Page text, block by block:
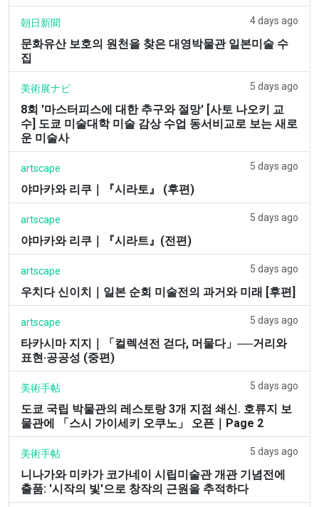
朝日新聞 4 days ago
문화유산 보호의 원천을 찾은 대영박물관 일본미술 수
집
美術展ナビ 5 days ago
8회 '마스터피스에 대한 추구와 절망' [사토 나오키 교
수] 도쿄 미술대학 미술 감상 수업 동서비교로 보는 새로
운 미술사
artscape 5 days ago
야마카와 리쿠｜『시라토』 (후편)
artscape 5 days ago
야마카와 리쿠｜『시라트』(전편)
artscape 5 days ago
우치다 신이치｜일본 순회 미술전의 과거와 미래 [후편]
artscape 5 days ago
타카시마 지지｜「컬렉션전 걷다, 머물다」──거리와
표현·공공성 (중편)
美術手帖 5 days ago
도쿄 국립 박물관의 레스토랑 3개 지점 쇄신. 호류지 보
물관에 「스시 가이세키 오쿠노」 오픈｜Page 2
美術手帖 5 days ago
니나가와 미카가 코가네이 시립미술관 개관 기념전에
출품: '시작의 빛'으로 창작의 근원을 추적하다